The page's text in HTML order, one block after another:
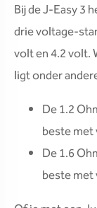
Bij de J-Easy 3
drie voltage-
volt en 4.2 volt.
ligt onder
De 1.2
beste met
De 1.6
beste met